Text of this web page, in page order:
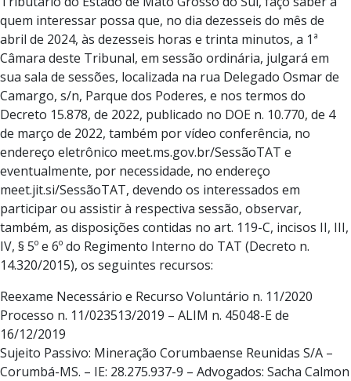
quem interessar possa que, no dia dezesseis do mês de
abril de 2024, às dezesseis horas e trinta minutos, a 1ª
Câmara deste Tribunal, em sessão ordinária, julgará em
sua sala de sessões, localizada na rua Delegado Osmar de
Camargo, s/n, Parque dos Poderes, e nos termos do
Decreto 15.878, de 2022, publicado no DOE n. 10.770, de 4
de março de 2022, também por vídeo conferência, no
endereço eletrônico meet.ms.gov.br/SessãoTAT e
eventualmente, por necessidade, no endereço
meet.jit.si/SessãoTAT, devendo os interessados em
participar ou assistir à respectiva sessão, observar,
também, as disposições contidas no art. 119-C, incisos II, III,
IV, § 5º e 6º do Regimento Interno do TAT (Decreto n.
14.320/2015), os seguintes recursos:
Reexame Necessário e Recurso Voluntário n. 11/2020
Processo n. 11/023513/2019 – ALIM n. 45048-E de
16/12/2019
Sujeito Passivo: Mineração Corumbaense Reunidas S/A –
Corumbá-MS. – IE: 28.275.937-9 – Advogados: Sacha Calmon